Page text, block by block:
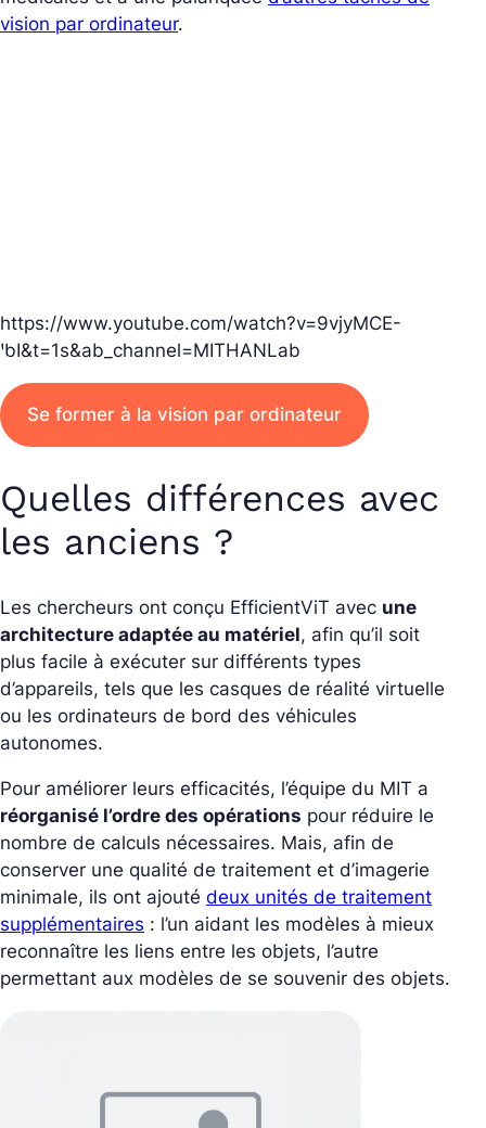
vision par ordinateur.
https://www.youtube.com/watch?v=9vjyMCE-
IbI&t=1s&ab_channel=MITHANLab
Se former à la vision par ordinateur
Quelles différences avec
les anciens ?
Les chercheurs ont conçu EfficientViT avec une
architecture adaptée au matériel, afin qu’il soit
plus facile à exécuter sur différents types
d’appareils, tels que les casques de réalité virtuelle
ou les ordinateurs de bord des véhicules
autonomes.
Pour améliorer leurs efficacités, l’équipe du MIT a
réorganisé l’ordre des opérations pour réduire le
nombre de calculs nécessaires. Mais, afin de
conserver une qualité de traitement et d’imagerie
minimale, ils ont ajouté deux unités de traitement
supplémentaires : l’un aidant les modèles à mieux
reconnaître les liens entre les objets, l’autre
permettant aux modèles de se souvenir des objets.